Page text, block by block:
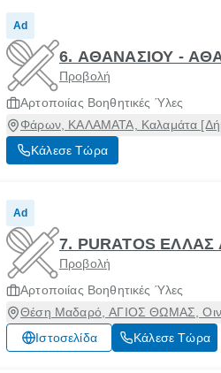
Ad
6. ΑΘΑΝΑΣΙΟΥ -
Προβολή
Αρτοποιίας Βοηθητικές Ύλες
Φάρων, ΚΑΛΑΜΑΤΑ, Καλαμάτα
Κάλεσε Τώρα
Ad
7. PURATOS ΕΛΛΑΣ
Προβολή
Αρτοποιίας Βοηθητικές Ύλες
Θέση Μαδαρό, ΑΓΙΟΣ ΘΩΜΑΣ,
Ιστοσελίδα
Κάλεσε Τώρα